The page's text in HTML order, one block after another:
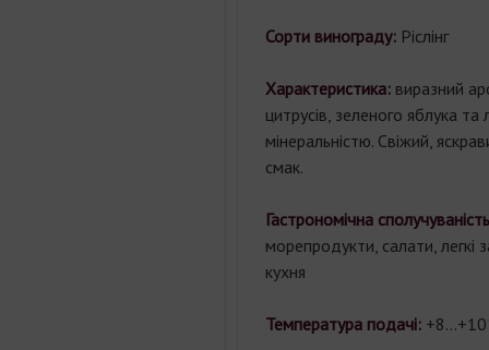
Сорти винограду: Ріслінг
Характеристика: виразний
цитрусів, зеленого яблука та
мінеральністю. Свіжий,
смак.
Гастрономічна
морепродукти, салати, легкі
кухня
Температура подачі: